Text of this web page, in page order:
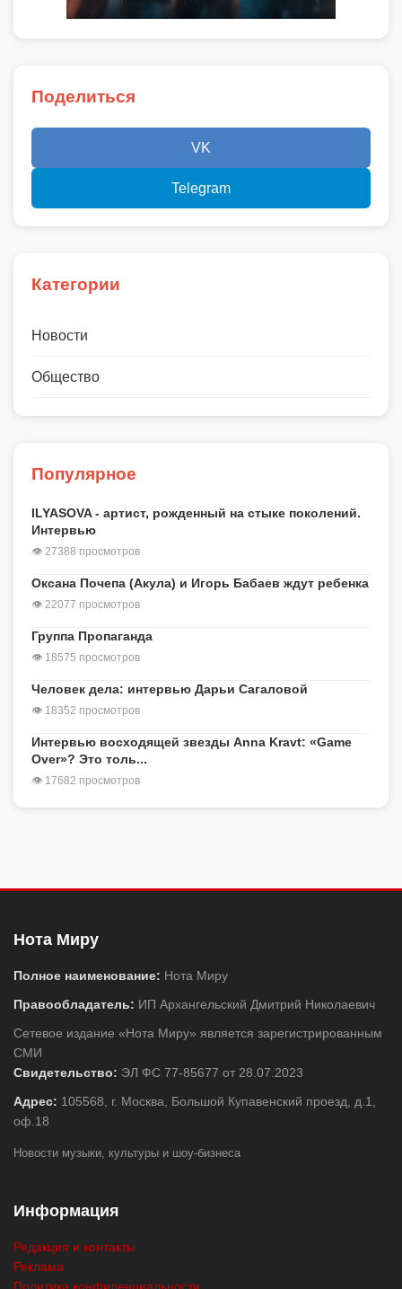
Поделиться
VK
Telegram
Категории
Новости
Общество
Популярное
ILYASOVA - артист, рожденный на стыке поколений.
Интервью
👁 27388 просмотров
Оксана Почепа (Акула) и Игорь Бабаев ждут ребенка
👁 22077 просмотров
Группа Пропаганда
👁 18575 просмотров
Человек дела: интервью Дарьи Сагаловой
👁 18352 просмотров
Интервью восходящей звезды Anna Kravt: «Game
Over»? Это толь...
👁 17682 просмотров
Нота Миру
Полное наименование: Нота Миру
Правообладатель: ИП Архангельский Дмитрий Николаевич
Сетевое издание «Нота Миру» является зарегистрированным
СМИ
Свидетельство: ЭЛ ФС 77-85677 от 28.07.2023
Адрес: 105568, г. Москва, Большой Купавенский проезд, д.1,
оф.18
Новости музыки, культуры и шоу-бизнеса
Информация
Редакция и контакты
Реклама